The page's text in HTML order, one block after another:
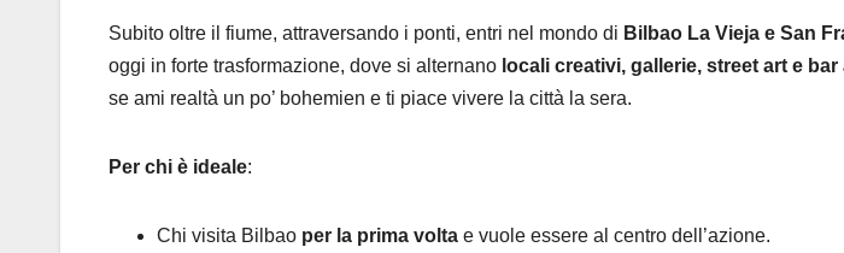
Subito oltre il fiume, attraversando i ponti, entri nel mondo di Bilbao La Vieja e San
oggi in forte trasformazione, dove si alternano locali creativi, gallerie, street art e
se ami realtà un po’ bohemien e ti piace vivere la città la sera.
Per chi è ideale:
Chi visita Bilbao per la prima volta e vuole essere al centro dell’azione.